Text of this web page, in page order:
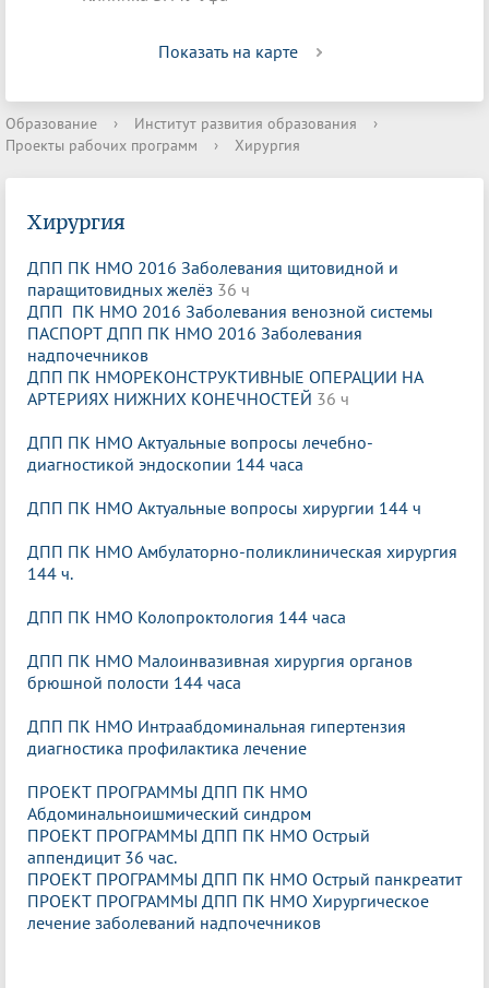
Показать на карте
Образование › Институт развития образования
›
Проекты рабочих программ
› Хирургия
Хирургия
ДПП ПК НМО 2016 Заболевания щитовидной и
паращитовидных желёз 36 ч
ДПП ПК НМО 2016 Заболевания венозной системы
ПАСПОРТ ДПП ПК НМО 2016 Заболевания
надпочечников
ДПП ПК НМОРЕКОНСТРУКТИВНЫЕ ОПЕРАЦИИ НА
АРТЕРИЯХ НИЖНИХ КОНЕЧНОСТЕЙ 36 ч
ДПП ПК НМО Актуальные вопросы лечебно-
диагностикой эндоскопии 144 часа
ДПП ПК НМО Актуальные вопросы хирургии 144 ч
ДПП ПК НМО Амбулаторно-поликлиническая хирургия
144 ч.
ДПП ПК НМО Колопроктология 144 часа
ДПП ПК НМО Малоинвазивная хирургия органов
брюшной полости 144 часа
ДПП ПК НМО Интраабдоминальная гипертензия
диагностика профилактика лечение
ПРОЕКТ ПРОГРАММЫ ДПП ПК НМО
Абдоминальноишмический синдром
ПРОЕКТ ПРОГРАММЫ ДПП ПК НМО Острый
аппендицит 36 час.
ПРОЕКТ ПРОГРАММЫ ДПП ПК НМО Острый панкреатит
ПРОЕКТ ПРОГРАММЫ ДПП ПК НМО Хирургическое
лечение заболеваний надпочечников